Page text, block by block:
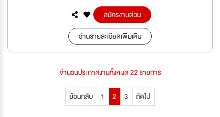
สมัครงานด่วน
อ่านรายละเอียดเพิ่มเติม
จำนวนประกาศงานทั้งหมด 22 รายการ
ย้อนกลับ 1 2 3 ถัดไป